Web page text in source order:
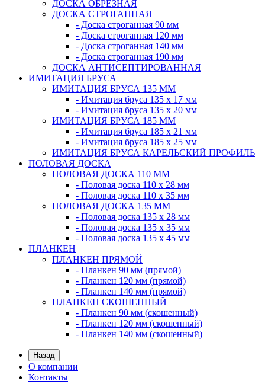
ДОСКА ОБРЕЗНАЯ
ДОСКА СТРОГАННАЯ
- Доска строганная 90 мм
- Доска строганная 120 мм
- Доска строганная 140 мм
- Доска строганная 190 мм
ДОСКА АНТИСЕПТИРОВАННАЯ
ИМИТАЦИЯ БРУСА
ИМИТАЦИЯ БРУСА 135 ММ
- Имитация бруса 135 х 17 мм
- Имитация бруса 135 х 20 мм
ИМИТАЦИЯ БРУСА 185 ММ
- Имитация бруса 185 х 21 мм
- Имитация бруса 185 х 25 мм
ИМИТАЦИЯ БРУСА КАРЕЛЬСКИЙ ПРОФИЛЬ
ПОЛОВАЯ ДОСКА
ПОЛОВАЯ ДОСКА 110 ММ
- Половая доска 110 х 28 мм
- Половая доска 110 х 35 мм
ПОЛОВАЯ ДОСКА 135 ММ
- Половая доска 135 х 28 мм
- Половая доска 135 х 35 мм
- Половая доска 135 х 45 мм
ПЛАНКЕН
ПЛАНКЕН ПРЯМОЙ
- Планкен 90 мм (прямой)
- Планкен 120 мм (прямой)
- Планкен 140 мм (прямой)
ПЛАНКЕН СКОШЕННЫЙ
- Планкен 90 мм (скошенный)
- Планкен 120 мм (скошенный)
- Планкен 140 мм (скошенный)
Назад
О компании
Контакты